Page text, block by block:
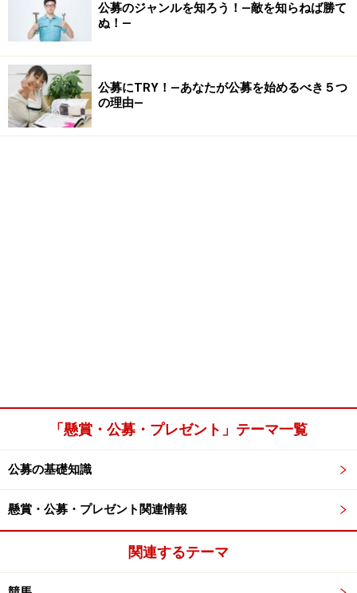
公募のジャンルを知ろう！―敵を知らねば勝て
ぬ！―
公募にTRY！―あなたが公募を始めるべき５つ
の理由―
「懸賞・公募・プレゼント」テーマ一覧
公募の基礎知識
懸賞・公募・プレゼント関連情報
関連するテーマ